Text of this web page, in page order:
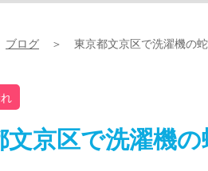
ブログ 東京都文京区で洗濯機の
文京区で洗濯機